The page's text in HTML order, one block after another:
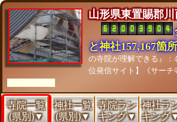
山形県東置賜郡
と神社157,167箇
の寺院が理解できる』
位発信サイト】《サー
[As of 26/07/28]
寺院一覧
(県別)▼
神社一覧
(県別)▼
寺院ラン
キング▼
神社ラ
キング